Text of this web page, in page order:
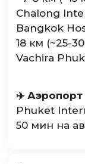
Chalong
Bangkok
18 км (~25-
Vachira
✈️ Аэропорт
Phuket
50 мин на